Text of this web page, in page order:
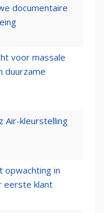
documentaire
voor massale
duurzame
Air-kleurstelling
opwachting in
eerste klant